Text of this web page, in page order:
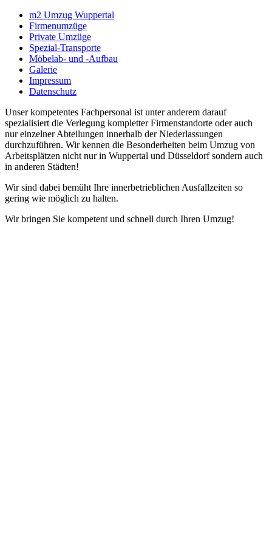
m2 Umzug Wuppertal
Firmenumzüge
Private Umzüge
Spezial-Transporte
Möbelab- und -Aufbau
Galerie
Impressum
Datenschutz
Unser kompetentes Fachpersonal ist unter anderem darauf
spezialisiert die Verlegung kompletter Firmenstandorte oder auch
nur einzelner Abteilungen innerhalb der Niederlassungen
durchzuführen. Wir kennen die Besonderheiten beim Umzug von
Arbeitsplätzen nicht nur in Wuppertal und Düsseldorf sondern auch
in anderen Städten!
Wir sind dabei bemüht Ihre innerbetrieblichen Ausfallzeiten so
gering wie möglich zu halten.
Wir bringen Sie kompetent und schnell durch Ihren Umzug!